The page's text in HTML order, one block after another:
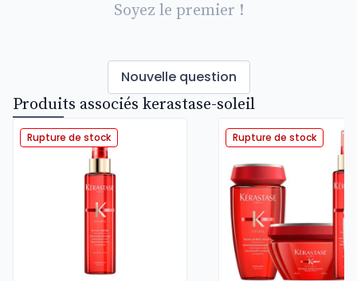
Soyez le premier !
Nouvelle question
Produits associés kerastase-soleil
Rupture de stock Rupture de stock